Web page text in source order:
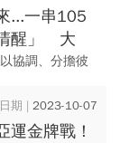
......一串105
醒」 大
的
協調、分擔彼
己和婆婆去大
2023-10-07
運金牌戰！